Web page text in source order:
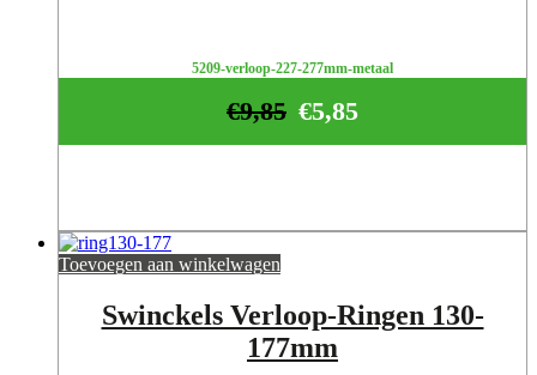
5209-verloop-227-277mm-metaal
€5,85
€9,85
Toevoegen aan winkelwagen
Swinckels Verloop-Ringen 130-
177mm